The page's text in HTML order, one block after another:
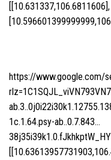
[[10.631337,106.6811606],
https://www.google.com/
1c.1.64.psy-ab..0.7.843…